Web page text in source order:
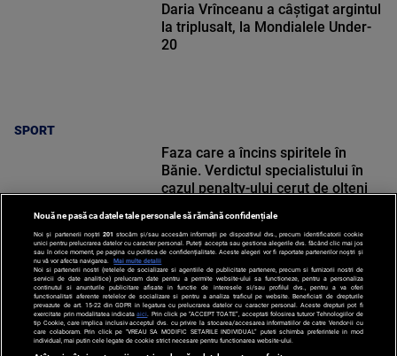
SPORT
Daria Vrînceanu a câştigat argintul
la triplusalt, la Mondialele Under-
20
SPORT
Faza care a încins spiritele în
Bănie. Verdictul specialistului în
cazul penalty-ului cerut de olteni
Nouă ne pasă ca datele tale personale să rămână confidențiale
Noi și partenerii noștri 201 stocăm și/sau accesăm informații pe dispozitivul dvs., precum identificatorii cookie
unici pentru prelucrarea datelor cu caracter personal. Puteți accepta sau gestiona alegerile dvs. făcând clic mai jos
sau în orice moment, pe pagina cu politica de confidențialitate. Aceste alegeri vor fi raportate partenerilor noștri și
nu vă vor afecta navigarea.
Mai multe detalii
Noi si partenerii nostri (retelele de socializare si agentiile de publicitate partenere, precum si furnizorii nostri de
servicii de date analitice) prelucram date pentru a permite website-ului sa functioneze, pentru a personaliza
continutul si anunturile publicitare afisate in functie de interesele si/sau profilul dvs., pentru a va oferi
functionalitati aferente retelelor de socializare si pentru a analiza traficul pe website. Beneficiati de drepturile
prevazute de art. 15-22 din GDPR in legatura cu prelucrarea datelor cu caracter personal. Aceste drepturi pot fi
exercitate prin modalitatea indicataaici . Prin click pe “ACCEPT TOATE”, acceptati folosirea tuturor Tehnologiilor de
tip Cookie, care implica inclusiv acceptul dvs. cu privire la stocarea/accesarea informatiilor de catre Vendor-ii cu
care colaboram. Prin click pe “VREAU SA MODIFIC SETARILE INDIVIDUAL” puteti schimba preferintele in mod
individual, mai putin cele legate de cookie strict necesare pentru functionarea website-ului.